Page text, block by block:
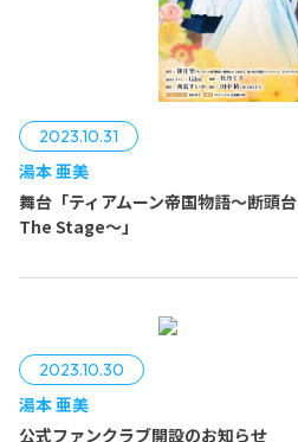
https://www.quartet-online.net/
2023.10.31
湯本 亜美
舞台「ティアムーン帝国物語～断頭
The Stage～」
2023.10.30
湯本 亜美
公式ファンクラブ開設のお知らせ